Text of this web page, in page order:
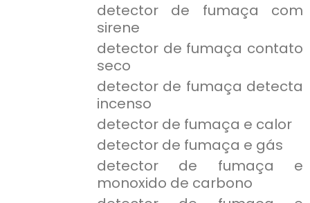
detector de fumaça com
sirene
detector de fumaça contato
seco
detector de fumaça detecta
incenso
detector de fumaça e calor
detector de fumaça e gás
detector de fumaça e
monoxido de carbono